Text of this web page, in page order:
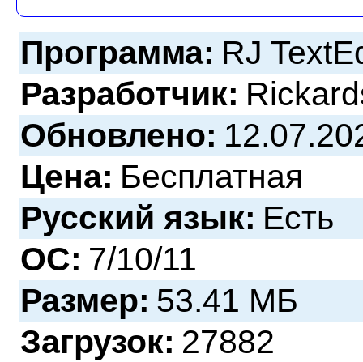
Программа: RJ
Разработчик:
Обновлено:
Цена: Бесплатная
Русский язык: Есть
ОС: 7/10/11
Размер: 53.41 МБ
Загрузок: 27882